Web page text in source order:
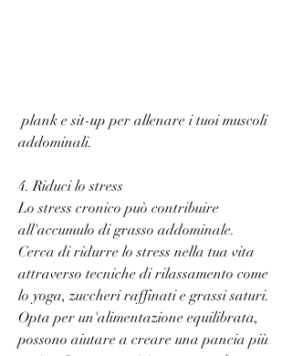
addominali.
4. Riduci lo stress
Lo stress cronico può contribuire
all'accumulo di grasso addominale.
Cerca di ridurre lo stress nella tua vita
attraverso tecniche di rilassamento come
lo yoga, zuccheri raffinati e grassi saturi.
Opta per un'alimentazione equilibrata,
possono aiutare a creare una pancia più